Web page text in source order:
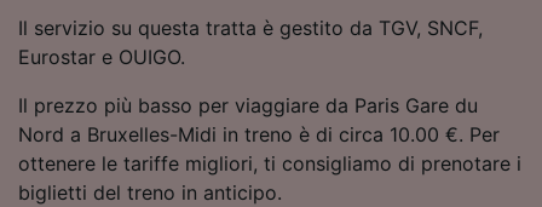
Il servizio su questa tratta è gestito da TGV, SNCF,
Eurostar e OUIGO.
Il prezzo più basso per viaggiare da Paris Gare du
Nord a Bruxelles-Midi in treno è di circa 10.00 €. Per
ottenere le tariffe migliori, ti consigliamo di prenotare i
biglietti del treno in anticipo.